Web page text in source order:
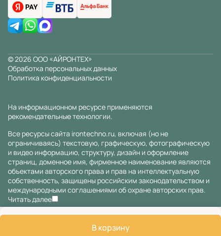
В корзину
© 2026 ООО «АЙРОНТЕХ»
Обработка персональных данных
Политика конфиденциальности
На информационном ресурсе применяются
рекомендательные технологии.
Все ресурсы сайта irontechno.ru, включая (но не
ограничиваясь) текстовую, графическую, фотографическую
и видео информацию, структуру, дизайн и оформление
страниц, доменное имя, фирменное наименование являются
объектами авторского права и прав на интеллектуальную
собственность, защищены российским законодательством и
международными соглашениями об охране авторских прав.
Читать далее